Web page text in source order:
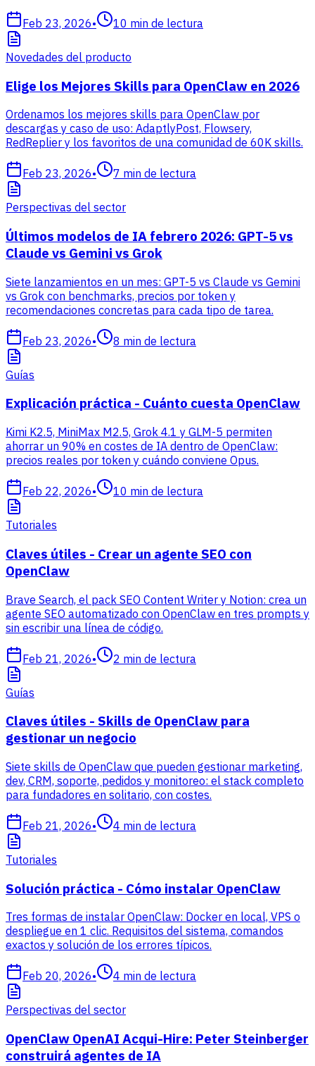
Feb 23, 2026• 10 min de lectura
Novedades del producto
Elige los Mejores Skills para OpenClaw en 2026
Ordenamos los mejores skills para OpenClaw por
descargas y caso de uso: AdaptlyPost, Flowsery,
RedReplier y los favoritos de una comunidad de 60K skills.
Feb 23, 2026• 7 min de lectura
Perspectivas del sector
Últimos modelos de IA febrero 2026: GPT-5 vs
Claude vs Gemini vs Grok
Siete lanzamientos en un mes: GPT-5 vs Claude vs Gemini
vs Grok con benchmarks, precios por token y
recomendaciones concretas para cada tipo de tarea.
Feb 23, 2026• 8 min de lectura
Guías
Explicación práctica - Cuánto cuesta OpenClaw
Kimi K2.5, MiniMax M2.5, Grok 4.1 y GLM-5 permiten
ahorrar un 90% en costes de IA dentro de OpenClaw:
precios reales por token y cuándo conviene Opus.
Feb 22, 2026• 10 min de lectura
Tutoriales
Claves útiles - Crear un agente SEO con
OpenClaw
Brave Search, el pack SEO Content Writer y Notion: crea un
agente SEO automatizado con OpenClaw en tres prompts y
sin escribir una línea de código.
Feb 21, 2026• 2 min de lectura
Guías
Claves útiles - Skills de OpenClaw para
gestionar un negocio
Siete skills de OpenClaw que pueden gestionar marketing,
dev, CRM, soporte, pedidos y monitoreo: el stack completo
para fundadores en solitario, con costes.
Feb 21, 2026• 4 min de lectura
Tutoriales
Solución práctica - Cómo instalar OpenClaw
Tres formas de instalar OpenClaw: Docker en local, VPS o
despliegue en 1 clic. Requisitos del sistema, comandos
exactos y solución de los errores típicos.
Feb 20, 2026• 4 min de lectura
Perspectivas del sector
OpenClaw OpenAI Acqui-Hire: Peter Steinberger
construirá agentes de IA